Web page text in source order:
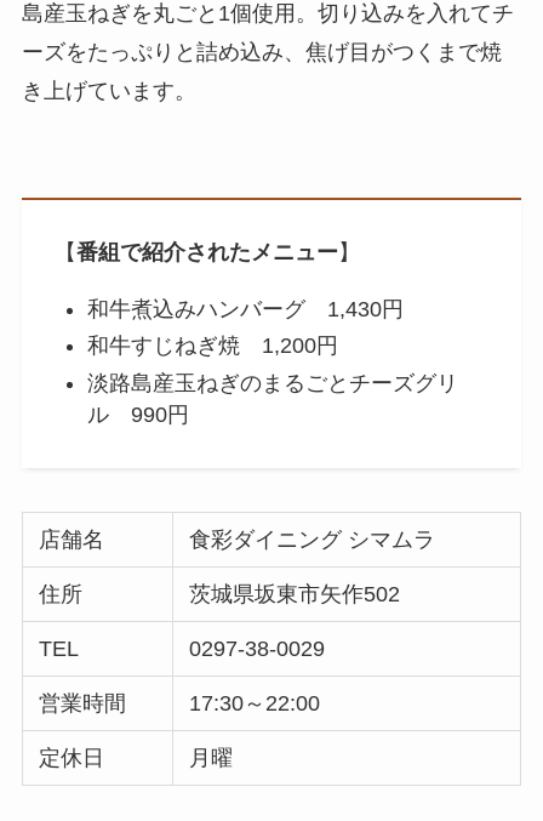
島産玉ねぎを丸ごと1個使用。切り込みを入れてチ
ーズをたっぷりと詰め込み、焦げ目がつくまで焼
き上げています。
【番組で紹介されたメニュー 】
和牛煮込みハンバーグ 1,430円
和牛すじねぎ焼 1,200円
淡路島産玉ねぎのまるごとチーズグリ
ル 990円
店舗名 食彩ダイニング シマムラ
住所 茨城県坂東市矢作502
TEL 0297-38-0029
営業時間 17:30～22:00
定休日 月曜